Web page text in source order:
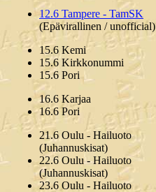
12.6 Tampere - TamSK
(Epävirallinen / unofficial)
15.6 Kemi
15.6 Kirkkonummi
15.6 Pori
16.6 Karjaa
16.6 Pori
21.6 Oulu - Hailuoto
(Juhannuskisat)
22.6 Oulu - Hailuoto
(Juhannuskisat)
23.6 Oulu - Hailuoto